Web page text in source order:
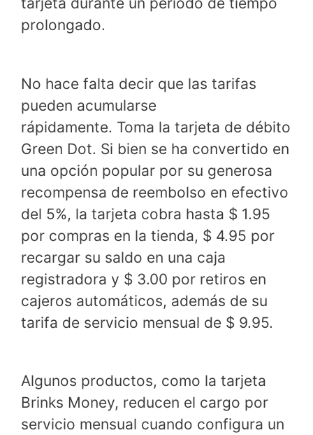
prolongado.
No hace falta decir que las tarifas
pueden acumularse
rápidamente. Toma la tarjeta de débito
Green Dot. Si bien se ha convertido en
una opción popular por su generosa
recompensa de reembolso en efectivo
del 5%, la tarjeta cobra hasta $ 1.95
por compras en la tienda, $ 4.95 por
recargar su saldo en una caja
registradora y $ 3.00 por retiros en
cajeros automáticos, además de su
tarifa de servicio mensual de $ 9.95.
Algunos productos, como la tarjeta
Brinks Money, reducen el cargo por
servicio mensual cuando configura un